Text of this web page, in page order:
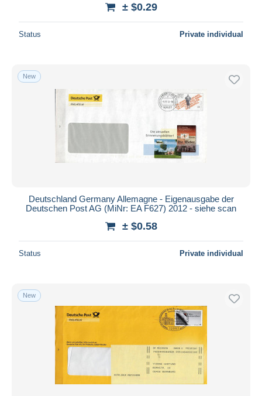
± $0.29
Status Private individual
New
Deutschland Germany Allemagne - Eigenausgabe der
Deutschen Post AG (MiNr: EA F627) 2012 - siehe scan
± $0.58
Status Private individual
New